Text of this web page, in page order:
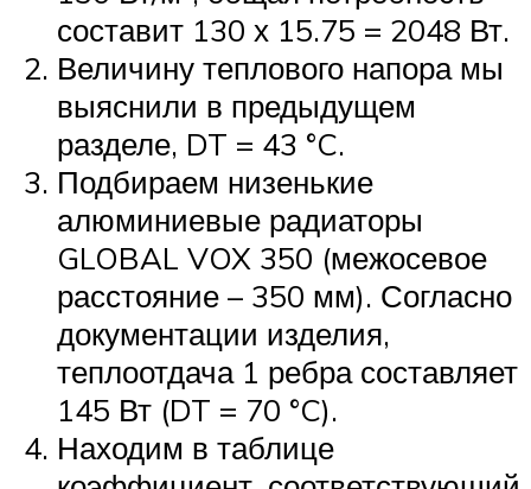
составит 130 х 15.75 = 2048 Вт.
Величину теплового напора мы
выяснили в предыдущем
разделе, DT = 43 °C.
Подбираем низенькие
алюминиевые радиаторы
GLOBAL VOX 350 (межосевое
расстояние – 350 мм). Согласно
документации изделия,
теплоотдача 1 ребра составляет
145 Вт (DT = 70 °C).
Находим в таблице